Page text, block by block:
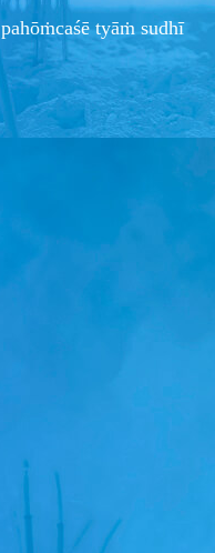
pahōṁcaśē tyāṁ sudhī